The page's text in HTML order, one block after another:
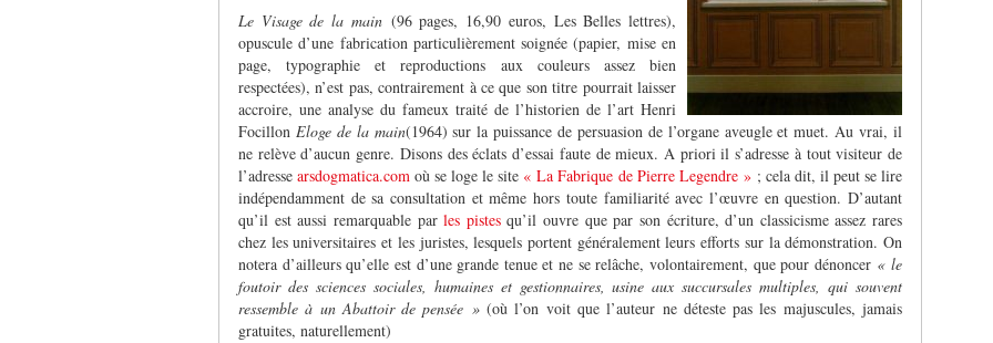
Le Visage de la main (96 pages, 16,90 euros, Les Belles lettres),
opuscule d’une fabrication particulièrement soignée (papier, mise en
page, typographie et reproductions aux couleurs assez bien
respectées), n’est pas, contrairement à ce que son titre pourrait laisser
accroire, une analyse du fameux traité de l’historien de l’art Henri
Focillon Eloge de la main(1964) sur la puissance de persuasion de l’organe aveugle et muet. Au vrai, il
ne relève d’aucun genre. Disons des éclats d’essai faute de mieux. A priori il s’adresse à tout visiteur de
l’adressearsdogmatica.com où se loge le site « La Fabrique de Pierre Legendre » ; cela dit, il peut se lire
indépendamment de sa consultation et même hors toute familiarité avec l’œuvre en question. D’autant
qu’il est aussi remarquable parles pistesqu’il ouvre que par son écriture, d’un classicisme assez rares
chez les universitaires et les juristes, lesquels portent généralement leurs efforts sur la démonstration. On
notera d’ailleurs qu’elle est d’une grande tenue et ne se relâche, volontairement, que pour dénoncer « le
foutoir des sciences sociales, humaines et gestionnaires, usine aux succursales multiples, qui souvent
ressemble à un Abattoir de pensée »(où l’on voit que l’auteur ne déteste pas les majuscules, jamais
gratuites, naturellement)